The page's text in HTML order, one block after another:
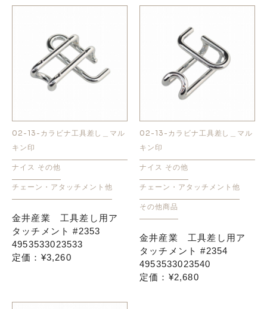
02-13-カラビナ工具差し＿マル
キン印
ナイス その他
チェーン・アタッチメント他
金井産業 工具差し用ア
タッチメント #2353
4953533023533
定価：¥3,260
02-13-カラビナ工具差し＿マル
キン印
ナイス その他
チェーン・アタッチメント他
その他商品
金井産業 工具差し用ア
タッチメント #2354
4953533023540
定価：¥2,680